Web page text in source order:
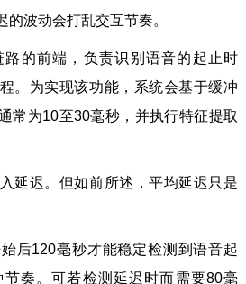
波动会打乱交互节奏。
的前端，负责识别语音的起止时
。为实现该功能，系统会基于缓冲
常为10至30毫秒，并执行特征提取
延迟。但如前所述，平均延迟只是
后120毫秒才能稳定检测到语音起
奏。可若检测延迟时而需要80毫